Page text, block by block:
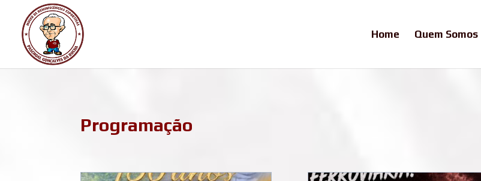
Home Quem Somos
Programação